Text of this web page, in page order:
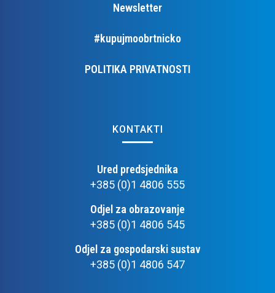
Newsletter
#kupujmoobrtnicko
POLITIKA PRIVATNOSTI
KONTAKTI
Ured predsjednika
+385 (0)1 4806 555
Odjel za obrazovanje
+385 (0)1 4806 545
Odjel za gospodarski sustav
+385 (0)1 4806 547